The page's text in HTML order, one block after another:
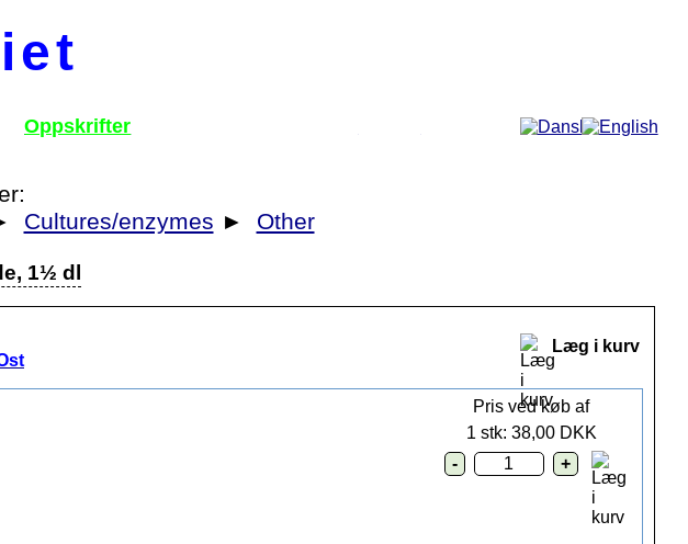
Oppskrifter
Cultures/enzymes ► Other
1½ dl
Læg i kurv
Pris ved køb af
1 stk: 38,00 DKK